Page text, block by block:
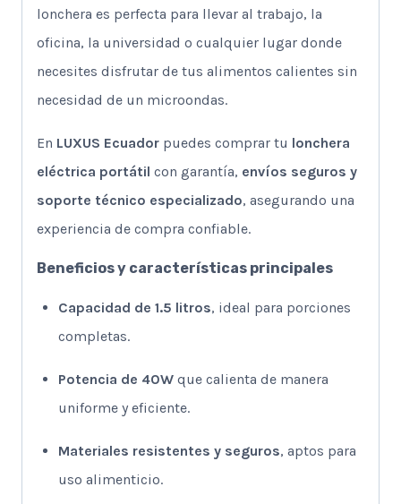
lonchera es perfecta para llevar al trabajo, la
oficina, la universidad o cualquier lugar donde
necesites disfrutar de tus alimentos calientes sin
necesidad de un microondas.
En LUXUS Ecuador puedes comprar tu lonchera
eléctrica portátil con garantía, envíos seguros y
soporte técnico especializado, asegurando una
experiencia de compra confiable.
Beneficios y características principales
Capacidad de 1.5 litros, ideal para porciones
completas.
Potencia de 40W que calienta de manera
uniforme y eficiente.
Materiales resistentes y seguros, aptos para
uso alimenticio.